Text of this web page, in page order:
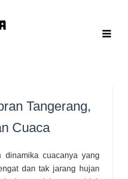
Tangerang,
Cuaca
dinamika cuacanya yang
dan tak jarang hujan